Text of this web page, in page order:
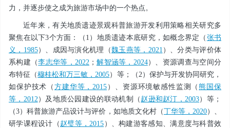
力，并逐步使之成为旅游市场中的一个热点。
近年来，有关地质遗迹景观科普旅游开发利用策略相关研究多
聚焦在以下3个方面：（1）地质遗迹本底研究，如概念界定（ 张书
义，1985）、成因与演化机理（魏玉燕等，2021 ）、分类与评价体
系构建（李志华等，2022； 解智涵等，2024）、资源调查与空间分
布特征（穆桂松和万三敏，2005）等；（2）保护与开发协同研究，
如保护技术（方建华等，2015 ）、资源环境敏感性监测（熊国保
等，2012）及地质公园建设的联动机制（ 赵逊和赵汀，2003）等；
（3）科普旅游产品设计与评价，如地质文化村（丁华等，2020）、
研学课程设计（ 赵璧等，2015 ）、构建游客感知、满意度与科普效